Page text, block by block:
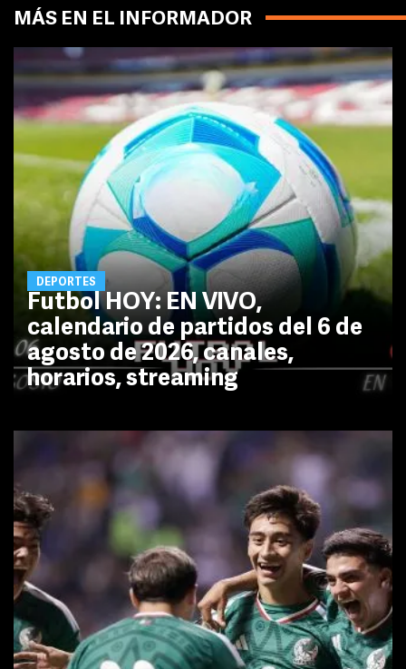
MÁS EN EL INFORMADOR
DEPORTES
Futbol HOY: EN VIVO,
calendario de partidos del 6 de
agosto de 2026, canales,
horarios, streaming